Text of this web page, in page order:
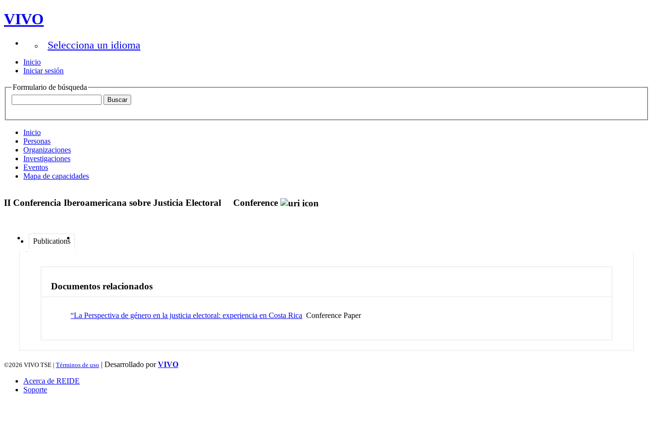
VIVO
Selecciona un idioma
Inicio
Iniciar sesión
Formulario de búsqueda
Inicio
Personas
Organizaciones
Investigaciones
Eventos
Mapa de capacidades
II Conferencia Iberoamericana sobre Justicia Electoral Conference
Publications
Documentos relacionados
“La Perspectiva de género en la justicia electoral: experiencia en Costa Rica Conference Paper
©2026 VIVO TSE | Términos de uso | Desarrollado porVIVO
Acerca de REIDE
Soporte